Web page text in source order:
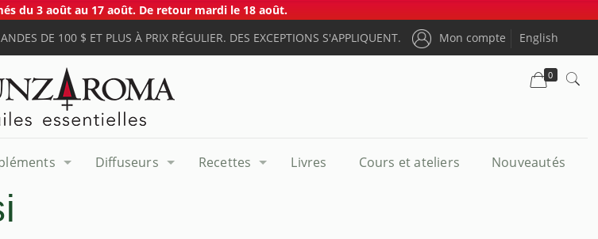
du 3 août au 17 août. De retour mardi le 18 août.
DE 100 $ ET PLUS À PRIX RÉGULIER. DES EXCEPTIONS S'APPLIQUENT.
Mon compte English
Diffuseurs Recettes Livres Cours et ateliers Nouveautés
0